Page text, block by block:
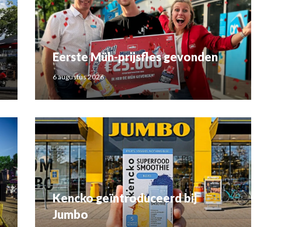
Eerste Müh-prijsfles gevonden
6 augustus 2026
Kencko geïntroduceerd bij
Jumbo